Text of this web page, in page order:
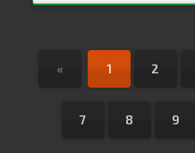
« 1 2
7 8 9